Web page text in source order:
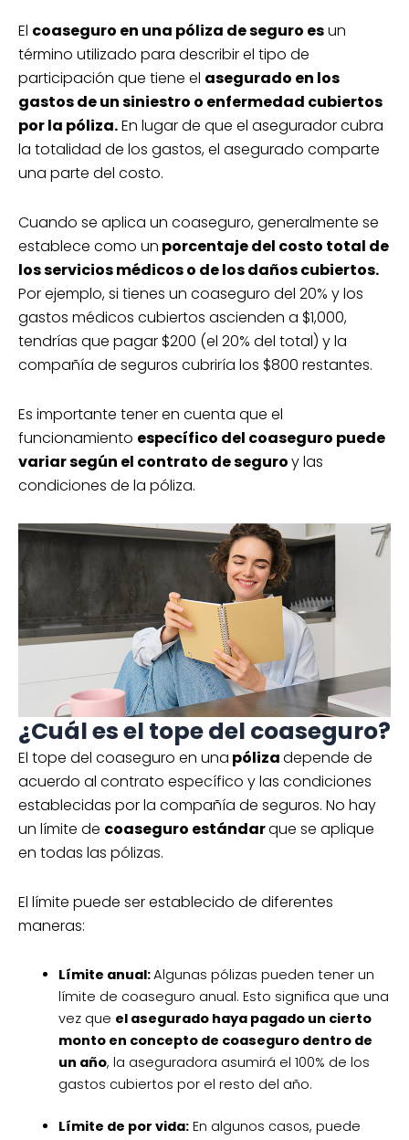
El coaseguro en una póliza de seguro esun
término utilizado para describir el tipo de
participación que tiene el asegurado en los
gastos de un siniestro o enfermedad cubiertos
por la póliza.En lugar de que el asegurador cubra
la totalidad de los gastos, el asegurado comparte
una parte del costo.
Cuando se aplica un coaseguro, generalmente se
establece como un porcentaje del costo total de
los servicios médicos o de los daños cubiertos.
Por ejemplo, si tienes un coaseguro del 20% y los
gastos médicos cubiertos ascienden a $1,000,
tendrías que pagar $200 (el 20% del total) y la
compañía de seguros cubriría los $800 restantes.
Es importante tener en cuenta que el
funcionamiento específico del coaseguro puede
variar según el contrato de seguroy las
condiciones de la póliza.
¿Cuál es el tope del coaseguro?
El tope del coaseguro en una pólizadepende de
acuerdo al contrato específico y las condiciones
establecidas por la compañía de seguros. No hay
un límite de coaseguro estándarque se aplique
en todas las pólizas.
El límite puede ser establecido de diferentes
maneras:
Límite anual:Algunas pólizas pueden tener un
límite de coaseguro anual. Esto significa que una
vez que el asegurado haya pagado un cierto
monto en concepto de coaseguro dentro de
un año, la aseguradora asumirá el 100% de los
gastos cubiertos por el resto del año.
Límite de por vida:En algunos casos, puede